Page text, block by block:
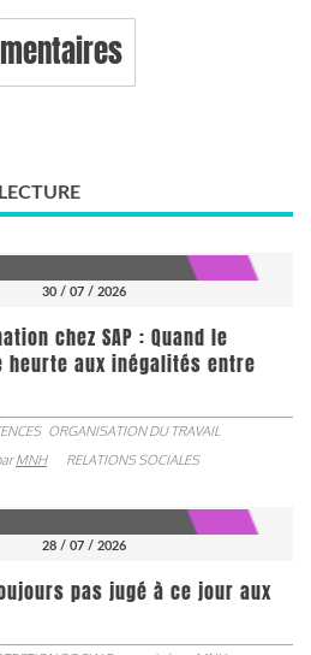
30 / 07 / 2026
chez SAP : Quand le
heurte aux inégalités entre
ORGANISATION DU TRAVAIL
MNH RELATIONS SOCIALES
28 / 07 / 2026
pas jugé à ce jour aux